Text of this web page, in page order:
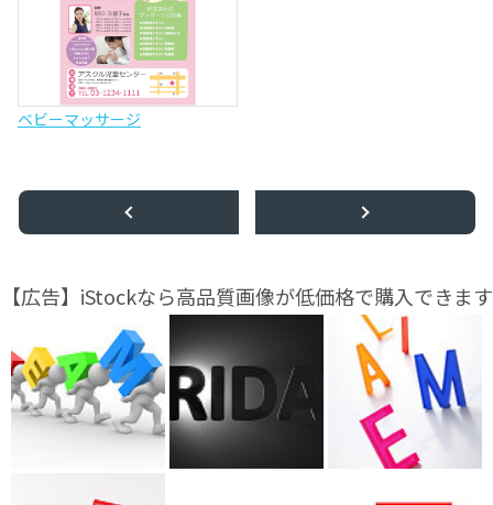
ベビーマッサージ
【広告】iStockなら高品質画像が低価格で購入できます